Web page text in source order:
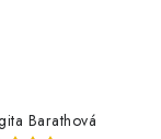
Barathová